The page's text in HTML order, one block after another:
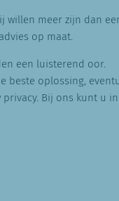
willen meer zijn dan
op maat.
een luisterend oor.
beste oplossing,
Bij ons kunt u